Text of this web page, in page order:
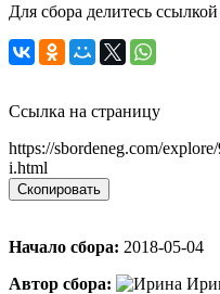
Для сбора делитесь
Ссылка на страницу
https://sbordeneg.com/
i.html
Скопировать
Начало сбора: 2018-05-04
Автор сбора: